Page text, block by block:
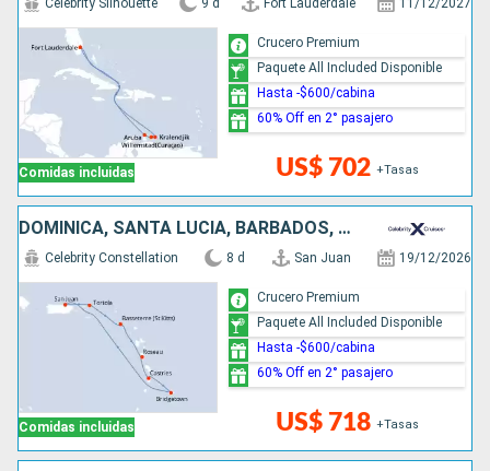
Comidas incluidas
Celebrity Silhouette 9 d Fort Lauderdale 11/12/2027
US$ 702 +Tasas
Crucero Premium
Paquete All Included Disponible
Hasta -$600/cabina
60% Off en 2° pasajero
DOMINICA, SANTA LUCIA, BARBADOS, PUERTO RICO
Comidas incluidas
Celebrity Constellation 8 d San Juan 19/12/2026
US$ 718 +Tasas
Crucero Premium
Paquete All Included Disponible
Hasta -$600/cabina
60% Off en 2° pasajero